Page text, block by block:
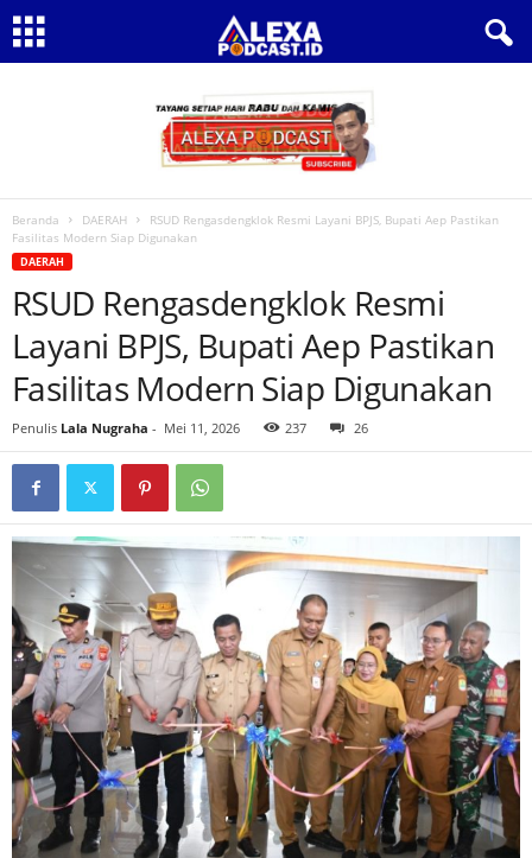
Beranda DAERAH
RSUD Rengasdengklok Resmi Layani BPJS, Bupati Aep Pastikan
Fasilitas Modern Siap Digunakan
DAERAH
RSUD Rengasdengklok Resmi
Layani BPJS, Bupati Aep Pastikan
Fasilitas Modern Siap Digunakan
Penulis Lala Nugraha - Mei 11, 2026 237 26